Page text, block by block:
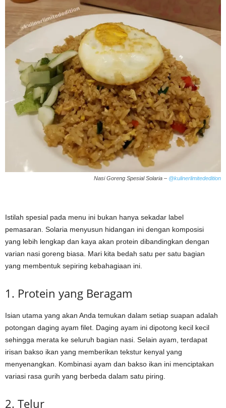
Nasi Goreng Spesial Solaria – @kulinerlimitededition
Istilah spesial pada menu ini bukan hanya sekadar label
pemasaran. Solaria menyusun hidangan ini dengan komposisi
yang lebih lengkap dan kaya akan protein dibandingkan dengan
varian nasi goreng biasa. Mari kita bedah satu per satu bagian
yang membentuk sepiring kebahagiaan ini.
1. Protein yang Beragam
Isian utama yang akan Anda temukan dalam setiap suapan adalah
potongan daging ayam filet. Daging ayam ini dipotong kecil kecil
sehingga merata ke seluruh bagian nasi. Selain ayam, terdapat
irisan bakso ikan yang memberikan tekstur kenyal yang
menyenangkan. Kombinasi ayam dan bakso ikan ini menciptakan
variasi rasa gurih yang berbeda dalam satu piring.
2. Telur